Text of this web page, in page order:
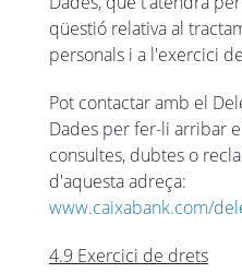
qüestió relativa al
personals i a l'exercici
Pot contactar amb el
Dades per fer-li arribar
consultes, dubtes o
d'aquesta adreça:
www.caixabank.com/
4.9 Exercici de drets